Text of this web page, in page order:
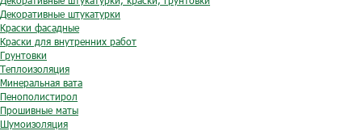
Декоративные штукатурки
Краски фасадные
Краски для внутренних работ
Грунтовки
Теплоизоляция
Минеральная вата
Пенополистирол
Прошивные маты
Шумоизоляция